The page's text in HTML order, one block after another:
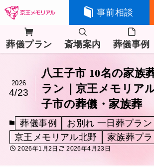
事前相談
葬儀プラン 斎場案内 葬儀事例
八王子市 10名の家族
ラン｜京王メモリア
子市の葬儀・家族葬
2026
4/23
葬儀事例
お別れ 一日葬プラン
京王メモリアル北野
家族葬プ
2026年1月2日 2026年4月23日